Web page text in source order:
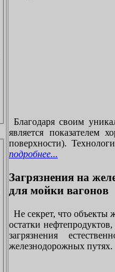
Благодаря своим
является показателем
поверхности).
подробнее...
Загрязнения на
для мойки вагонов
Не секрет, что объекты
остатки нефтепродуктов,
загрязнения
железнодорожных путях.